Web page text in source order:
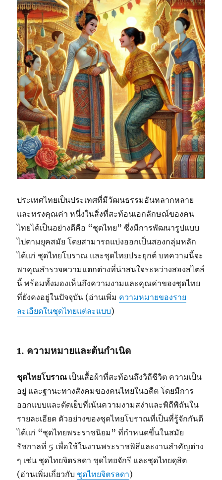
ประเทศไทยเป็นประเทศที่มีวัฒนธรรมอันหลากหลาย
และทรงคุณค่า หนึ่งในสิ่งที่สะท้อนเอกลักษณ์ของคน
ไทยได้เป็นอย่างดีคือ “ชุดไทย” ซึ่งมีการพัฒนารูปแบบ
ไปตามยุคสมัย โดยสามารถแบ่งออกเป็นสองกลุ่มหลัก
ได้แก่ ชุดไทยโบราณ และชุดไทยประยุกต์ บทความนี้จะ
พาคุณสำรวจความแตกต่างที่น่าสนใจระหว่างสองสไตล์
นี้ พร้อมทั้งมองเห็นถึงความงามและคุณค่าของชุดไทย
ที่ยังคงอยู่ในปัจจุบัน (อ่านเพิ่ม ความหมายของราย
ละเอียดในชุดไทยแต่ละแบบ)
1. ความหมายและต้นกำเนิด
ชุดไทยโบราณ เป็นเสื้อผ้าที่สะท้อนถึงวิถีชีวิต ความเป็น
อยู่ และฐานะทางสังคมของคนไทยในอดีต โดยมีการ
ออกแบบและตัดเย็บที่เน้นความงามสง่าและพิถีพิถันใน
รายละเอียด ตัวอย่างของชุดไทยโบราณที่เป็นที่รู้จักกันดี
ได้แก่ “ชุดไทยพระราชนิยม” ที่กำหนดขึ้นในสมัย
รัชกาลที่ 5 เพื่อใช้ในงานพระราชพิธีและงานสำคัญต่าง
ๆ เช่น ชุดไทยจิตรลดา ชุดไทยจักรี และชุดไทยดุสิต
(อ่านเพิ่มเกี่ยวกับ ชุดไทยจิตรลดา)